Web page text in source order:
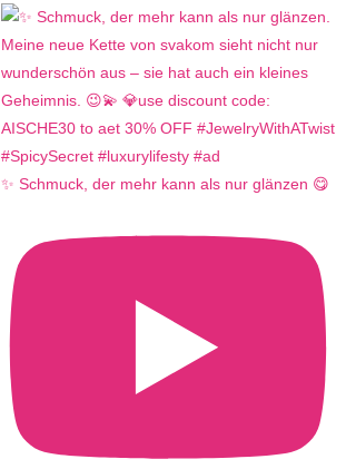
✨ Schmuck, der mehr kann als nur glänzen 😋